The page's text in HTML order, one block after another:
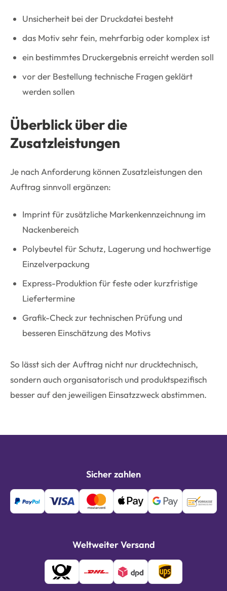
Unsicherheit bei der Druckdatei besteht
das Motiv sehr fein, mehrfarbig oder komplex ist
ein bestimmtes Druckergebnis erreicht werden soll
vor der Bestellung technische Fragen geklärt
werden sollen
Überblick über die
Zusatzleistungen
Je nach Anforderung können Zusatzleistungen den
Auftrag sinnvoll ergänzen:
Imprint für zusätzliche Markenkennzeichnung im
Nackenbereich
Polybeutel für Schutz, Lagerung und hochwertige
Einzelverpackung
Express-Produktion für feste oder kurzfristige
Liefertermine
Grafik-Check zur technischen Prüfung und
besseren Einschätzung des Motivs
So lässt sich der Auftrag nicht nur drucktechnisch,
sondern auch organisatorisch und produktspezifisch
besser auf den jeweiligen Einsatzzweck abstimmen.
Sicher zahlen
Weltweiter Versand